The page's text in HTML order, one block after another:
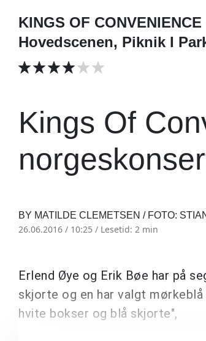
KINGS OF CONVENIENCE
Hovedscenen, Piknik I
Kings Of
BY MATILDE CLEMETSEN / FOTO:
26.06.2016 / 10:25 / Lesetid: 2 min
Erlend Øye og Erik Bøe har på
skjorte og en har valgt
hvite bokser og blå skjorte",